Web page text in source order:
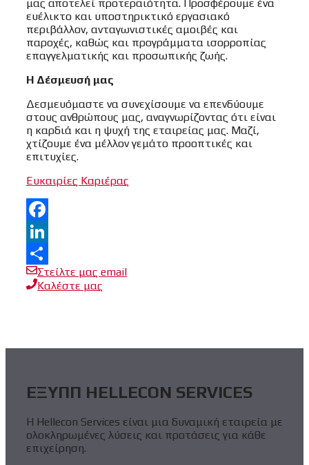
μας αποτελεί προτεραιότητα. Προσφέρουμε ένα
ευέλικτο και υποστηρικτικό εργασιακό
περιβάλλον, ανταγωνιστικές αμοιβές και
παροχές, καθώς και προγράμματα ισορροπίας
επαγγελματικής και προσωπικής ζωής.
Η Δέσμευσή μας
Δεσμευόμαστε να συνεχίσουμε να επενδύουμε
στους ανθρώπους μας, αναγνωρίζοντας ότι είναι
η καρδιά και η ψυχή της εταιρείας μας. Μαζί,
χτίζουμε ένα μέλλον γεμάτο προοπτικές και
επιτυχίες.
Ευκαιρίες Καριέρας
Facebook
LinkedIn
Μοιραστείτε
Στείλτε μας email
Καλέστε μας
ΕΞΥΠΠ HELLECON SERVICES
Η Hellecon Services είναι μια δυναμική εταιρεία με
ολοκληρωμένες λύσεις και προτάσεις για κάθε
επιχείρηση.